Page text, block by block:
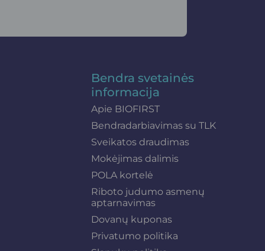
Bendra svetainės
informacija
Apie BIOFIRST
Bendradarbiavimas su TLK
Sveikatos draudimas
Mokėjimas dalimis
POLA kortelė
Riboto judumo asmenų
aptarnavimas
Dovanų kuponas
Privatumo politika